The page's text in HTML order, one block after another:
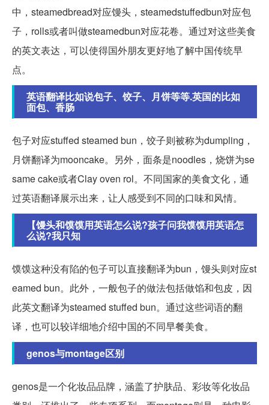
中，steamedbread对应馒头，steamedstuffedbun对应包
子，rolls或者叫做steamedbun对应花卷。通过对这些美食
的英文表达，可以使得国外朋友更好地了解中国传统早
点。
英语翻译比如说包子、饺子、月饼等等.英国的比如
面包、香肠
包子对应stuffed steamed bun，饺子则被称为dumpling，
月饼翻译为mooncake。另外，面条是noodles，烧饼为se
same cake或者Clay oven rol。不同国家的美食文化，通
过英语翻译展示出来，让人感受到不同的口味和风情。
【馒头和馍馍用英语怎么说?孩子问我馍馍用英语怎
么说?我只知
馍馍这种没有陷的包子可以直接翻译为bun，馒头则对应st
eamed bun。此外，一般包子的做法包括做馅和包皮，因
此英文翻译为steamed stuffed bun。通过这些词语的翻
译，也可以较详细地介绍中国的不同早餐美食。
genos与montage区别
genos是一个化妆品品牌，涵盖了护肤品、彩妆等化妆品